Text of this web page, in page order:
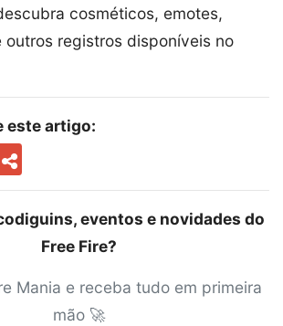
cosméticos, emotes,
outros registros disponíveis no
este artigo:
eventos e novidades do
Free Fire?
Mania e receba tudo em primeira
mão 🚀